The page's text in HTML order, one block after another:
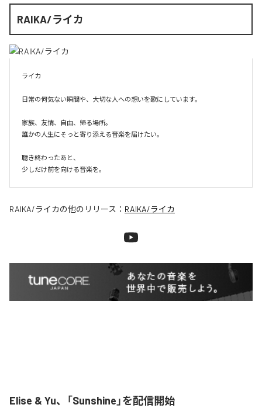
RAIKA/ライカ
ライカ
日常の何気ない瞬間や、大切な人への想いを歌にしています。
家族、友情、自由、帰る場所。
誰かの人生にそっと寄り添える音楽を届けたい。
聴き終わったあと、
少しだけ前を向ける音楽を。
RAIKA/ライカの他のリリース： RAIKA/ライカ
Elise & Yu、「Sunshine」を配信開始